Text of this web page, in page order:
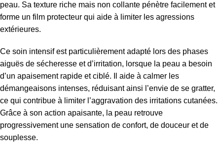
peau. Sa texture riche mais non collante pénètre facilement et
forme un film protecteur qui aide à limiter les agressions
extérieures.
Ce soin intensif est particulièrement adapté lors des phases
aiguës de sécheresse et d’irritation, lorsque la peau a besoin
d’un apaisement rapide et ciblé. Il aide à calmer les
démangeaisons intenses, réduisant ainsi l’envie de se gratter,
ce qui contribue à limiter l’aggravation des irritations cutanées.
Grâce à son action apaisante, la peau retrouve
progressivement une sensation de confort, de douceur et de
souplesse.